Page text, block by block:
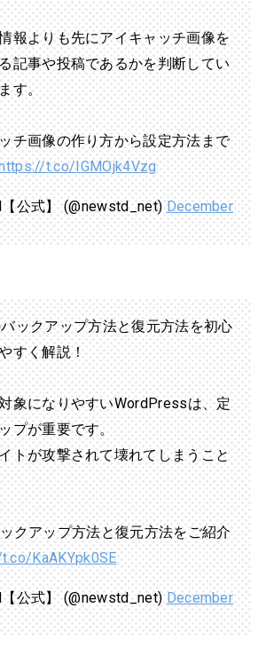
報よりも先にアイキャッチ画像を
記事や投稿であるかを判断してい
す。
チ画像の作り方から設定方法まで
t.co/IGMOjk4Vzg
公式】 (@newstd_net)December
ックアップ方法と復元方法を初心
すく解説！
象になりやすいWordPressは、定
プが重要です。
トが攻撃されて壊れてしまうこと
クアップ方法と復元方法をご紹介
KaAKYpk0SE
公式】 (@newstd_net)December